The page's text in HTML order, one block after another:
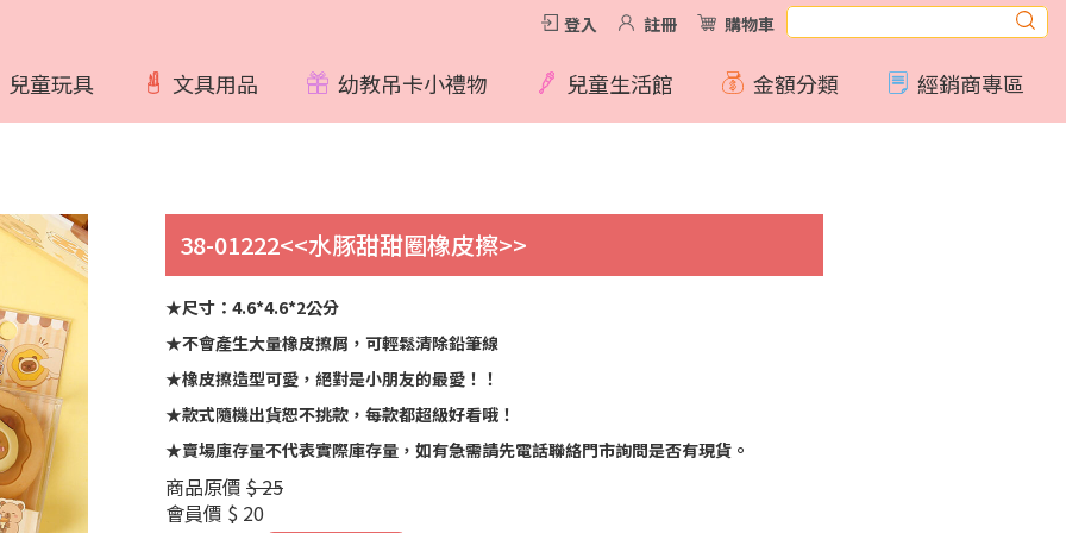
登入 註冊 購物車
兒童玩具 文具用品 幼教吊卡小禮物 兒童生活館 金額分類 經銷商專區
38-01222<<水豚甜甜圈橡皮擦>>
★尺寸：4.6*4.6*2公分
★不會產生大量橡皮擦屑，可輕鬆清除鉛筆線
★橡皮擦造型可愛，絕對是小朋友的最愛！！
★款式隨機出貨恕不挑款，每款都超級好看哦！
★賣場庫存量不代表實際庫存量，如有急需請先電話聯絡門市詢問是否有現貨。
商品原價 $ 25
會員價 $ 20